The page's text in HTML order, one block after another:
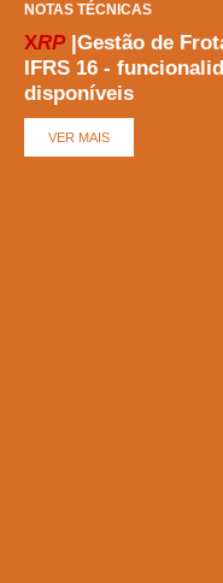
NOTAS TÉCNICAS
XRP|Gestão de
IFRS 16 -
disponíveis